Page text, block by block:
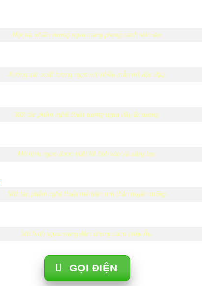
Một tác phẩm tượng ngựa mang phong cách hiện đại.
Xưởng sản xuất tượng ngựa với nhiều mẫu mã độc đáo.
Một tác phẩm nghệ thuật tượng ngựa đầy ấn tượng.
Mô hình ngựa được thiết kế tinh xảo và sáng tạo.
Một tác phẩm nghệ thuật thể hiện tinh thần truyền thống.
Mô hình ngựa mang đậm phong cách châu Âu.
GỌI ĐIỆN